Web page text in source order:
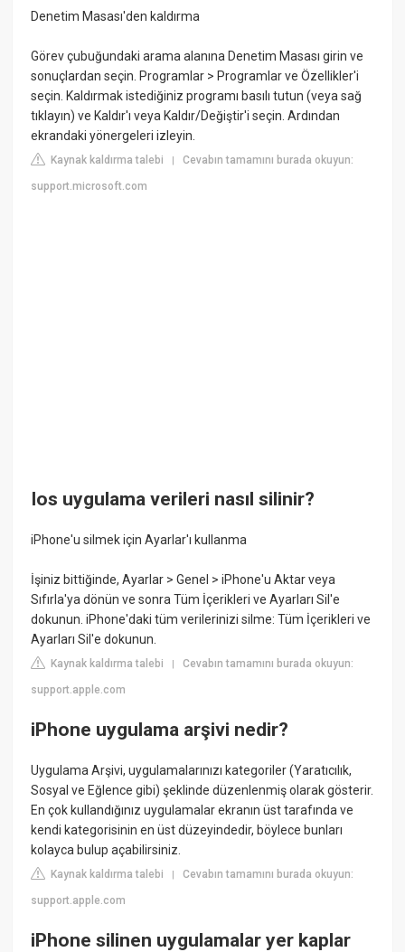
Denetim Masası'den kaldırma
Görev çubuğundaki arama alanına Denetim Masası girin ve
sonuçlardan seçin. Programlar > Programlar ve Özellikler'i
seçin. Kaldırmak istediğiniz programı basılı tutun (veya sağ
tıklayın) ve Kaldır'ı veya Kaldır/Değiştir'i seçin. Ardından
ekrandaki yönergeleri izleyin.
Kaynak kaldırma talebi |Cevabın tamamını burada okuyun:
support.microsoft.com
Ios uygulama verileri nasıl silinir?
iPhone'u silmek için Ayarlar'ı kullanma
İşiniz bittiğinde, Ayarlar > Genel > iPhone'u Aktar veya
Sıfırla'ya dönün ve sonra Tüm İçerikleri ve Ayarları Sil'e
dokunun. iPhone'daki tüm verilerinizi silme: Tüm İçerikleri ve
Ayarları Sil'e dokunun.
Kaynak kaldırma talebi |Cevabın tamamını burada okuyun:
support.apple.com
iPhone uygulama arşivi nedir?
Uygulama Arşivi, uygulamalarınızı kategoriler (Yaratıcılık,
Sosyal ve Eğlence gibi) şeklinde düzenlenmiş olarak gösterir.
En çok kullandığınız uygulamalar ekranın üst tarafında ve
kendi kategorisinin en üst düzeyindedir, böylece bunları
kolayca bulup açabilirsiniz.
Kaynak kaldırma talebi |Cevabın tamamını burada okuyun:
support.apple.com
iPhone silinen uygulamalar yer kaplar